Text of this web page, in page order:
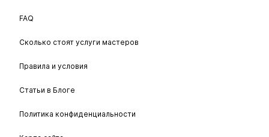
FAQ
Сколько стоят услуги мастеров
Правила и условия
Статьи в Блоге
Политика конфиденциальности